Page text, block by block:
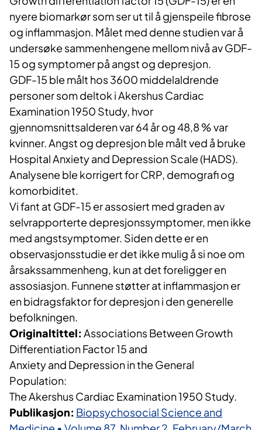
nyere biomarkør som ser ut til å gjenspeile fibrose
og inflammasjon. Målet med denne studien var å
undersøke sammenhengene mellom nivå av GDF-
15 og symptomer på angst og depresjon.
GDF-15 ble målt hos 3600 middelaldrende
personer som deltok i Akershus Cardiac
Examination 1950 Study, hvor
gjennomsnittsalderen var 64 år og 48,8 % var
kvinner. Angst og depresjon ble målt ved å bruke
Hospital Anxiety and Depression Scale (HADS).
Analysene ble korrigert for CRP, demografi og
komorbiditet.
Vi fant at GDF-15 er assosiert med graden av
selvrapporterte depresjonssymptomer, men ikke
med angstsymptomer. Siden dette er en
observasjonsstudie er det ikke mulig å si noe om
årsakssammenheng, kun at det foreligger en
assosiasjon. Funnene støtter at inflammasjon er
en bidragsfaktor for depresjon i den generelle
befolkningen.
Originaltittel: Associations Between Growth
Differentiation Factor 15 and
Anxiety and Depression in the General
Population:
The Akershus Cardiac Examination 1950 Study.
Publikasjon: Biopsychosocial Science and